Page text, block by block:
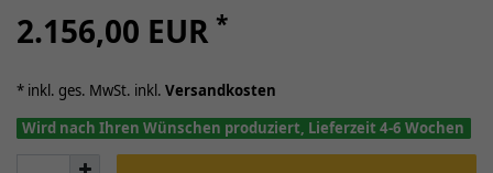
2.156,00 EUR *
* inkl. ges. MwSt. inkl. Versandkosten
Wird nach Ihren Wünschen produziert, Lieferzeit 4-6 Wochen